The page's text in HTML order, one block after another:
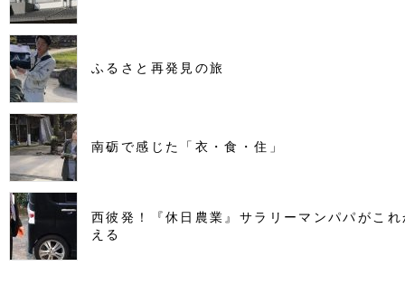
ふるさと再発見の旅
南砺で感じた「衣・食・住」
西彼発！『休日農業』サラリーマンパパがこ
える